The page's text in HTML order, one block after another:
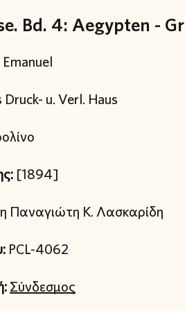
Bd. 4: Aegypten -
Druck- u. Verl. Haus
[1894]
Παναγιώτη Κ. Λασκαρίδη
PCL-4062
Σύνδεσμος